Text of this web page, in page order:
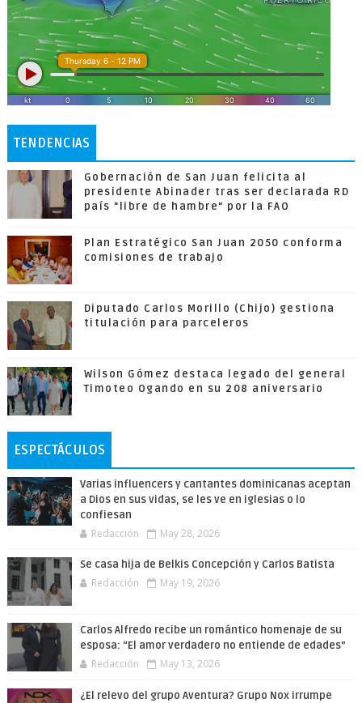
TENDENCIAS
Gobernación de San Juan felicita al
presidente Abinader tras ser declarada RD
país "libre de hambre" por la FAO
Plan Estratégico San Juan 2050 conforma
comisiones de trabajo
Diputado Carlos Morillo (Chijo) gestiona
titulación para parceleros
Wilson Gómez destaca legado del general
Timoteo Ogando en su 208 aniversario
ESPECTÁCULOS
Varias influencers y cantantes dominicanas aceptan
a Dios en sus vidas, se les ve en iglesias o lo
confiesan
Redacción May 28, 2026
Se casa hija de Belkis Concepción y Carlos Batista
Redacción May 19, 2026
Carlos Alfredo recibe un romántico homenaje de su
esposa: “El amor verdadero no entiende de edades”
Redacción May 13, 2026
¿El relevo del grupo Aventura? Grupo Nox irrumpe